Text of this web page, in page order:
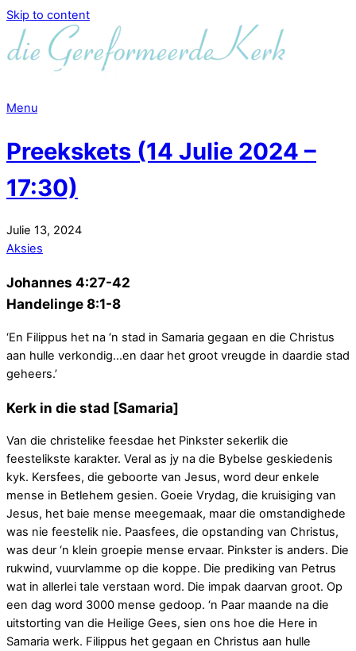
Skip to content
Menu
Preekskets (14 Julie 2024 –
17:30)
Julie 13, 2024
Aksies
Johannes 4:27-42
Handelinge 8:1-8
‘En Filippus het na ‘n stad in Samaria gegaan en die Christus
aan hulle verkondig…en daar het groot vreugde in daardie stad
geheers.’
Kerk in die stad [Samaria]
Van die christelike feesdae het Pinkster sekerlik die
feestelikste karakter. Veral as jy na die Bybelse geskiedenis
kyk. Kersfees, die geboorte van Jesus, word deur enkele
mense in Betlehem gesien. Goeie Vrydag, die kruisiging van
Jesus, het baie mense meegemaak, maar die omstandighede
was nie feestelik nie. Paasfees, die opstanding van Christus,
was deur ‘n klein groepie mense ervaar. Pinkster is anders. Die
rukwind, vuurvlamme op die koppe. Die prediking van Petrus
wat in allerlei tale verstaan word. Die impak daarvan groot. Op
een dag word 3000 mense gedoop. ‘n Paar maande na die
uitstorting van die Heilige Gees, sien ons hoe die Here in
Samaria werk. Filippus het gegaan en Christus aan hulle